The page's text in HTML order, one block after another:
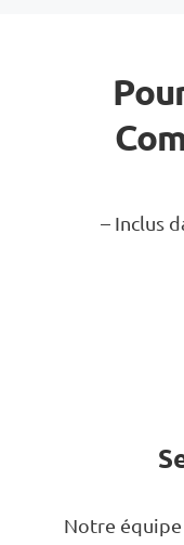
– Inclus
Notre équipe